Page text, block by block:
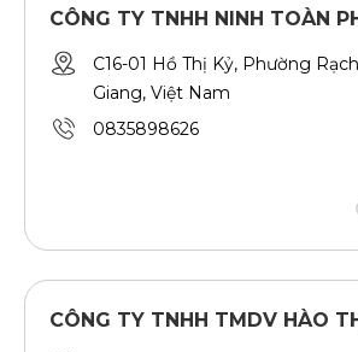
CÔNG TY TNHH NINH TOÀN
C16-01 Hồ Thị Kỷ, Phường
Giang, Việt Nam
0835898626
CÔNG TY TNHH TMDV HÀO